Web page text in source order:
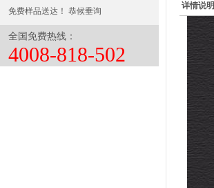
免费样品送达！ 恭候垂询
全国免费热线：
4008-818-502
详情说明